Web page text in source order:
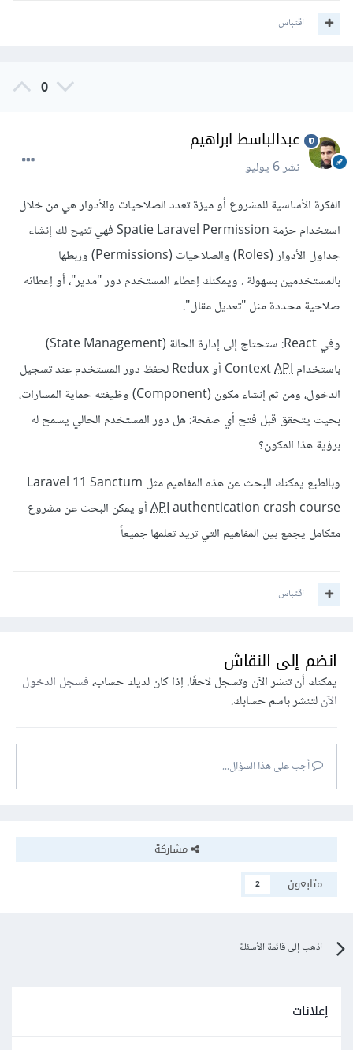
اقتباس
0
عبدالباسط ابراهيم
نشر6 يوليو
الفكرة الأساسية للمشروع أو ميزة تعدد الصلاحيات والأدوار هي من خلال
استخدام حزمة Spatie Laravel Permission فهي تتيح لك إنشاء
جداول الأدوار (Roles) والصلاحيات (Permissions) وربطها
بالمستخدمين بسهولة . ويمكنك إعطاء المستخدم دور "مدير"، أو إعطائه
صلاحية محددة مثل "تعديل مقال".
وفي React: ستحتاج إلى إدارة الحالة (State Management)
باستخدام ContextAPI
أو Redux لحفظ دور المستخدم عند تسجيل
الدخول، ومن ثم إنشاء مكون (Component) وظيفته حماية المسارات،
بحيث يتحقق قبل فتح أي صفحة: هل دور المستخدم الحالي يسمح له
برؤية هذا المكون؟
وبالطبع يمكنك البحث عن هذه المفاهيم مثل Laravel 11 Sanctum
APIauthentication crash course أو يمكن البحث عن مشروع
متكامل يجمع بين المفاهيم التي تريد تعلمها جميعاً
اقتباس
انضم إلى النقاش
يمكنك أن تنشر الآن وتسجل لاحقًا. إذا كان لديك حساب،فسجل الدخول
الآنلتنشر باسم حسابك.
أجب على هذا السؤال...
مشاركة
متابعون
2
اذهب إلى قائمة الأسئلة
إعلانات